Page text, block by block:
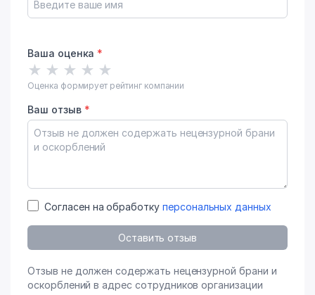
Ваша оценка *
★ ★ ★ ★ ★
Оценка формирует рейтинг компании
Ваш отзыв *
Согласен на обработку персональных данных
Оставить отзыв
Отзыв не должен содержать нецензурной брани и
оскорблений в адрес сотрудников организации